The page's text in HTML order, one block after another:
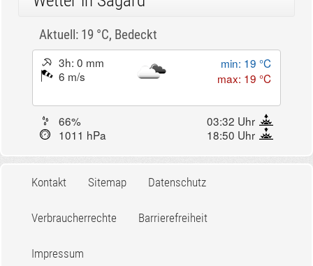
Aktuell: 19 °C, Bedeckt
3h: 0 mm
6 m/s
min: 19 °C
max: 19 °C
66%
03:32 Uhr
1011 hPa
18:50 Uhr
Kontakt Sitemap Datenschutz
Verbraucherrechte Barrierefreiheit
Impressum